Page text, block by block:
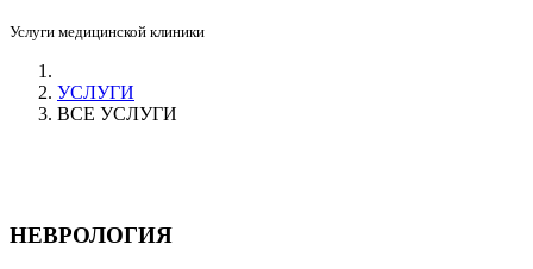
Услуги медицинской клиники
УСЛУГИ
ВСЕ УСЛУГИ
НЕВРОЛОГИЯ